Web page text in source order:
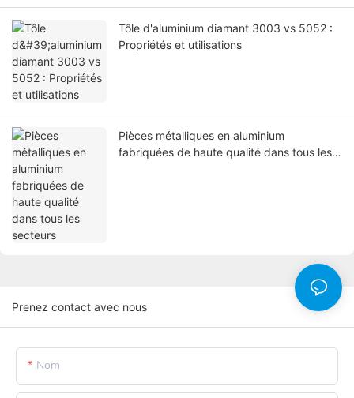
Tôle d'aluminium diamant 3003 vs 5052 :
Propriétés et utilisations
Pièces métalliques en aluminium
fabriquées de haute qualité dans tous les
Prenez contact avec nous
Nom